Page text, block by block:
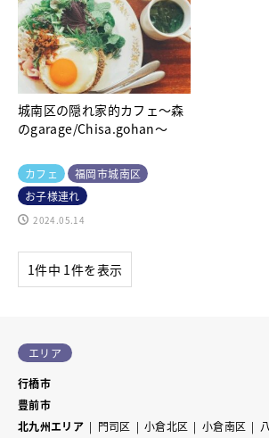
城南区の隠れ家的カフェ～森
のgarage/Chisa.gohan～
カフェ
福岡市城南区
お子様連れ
2024.05.14
1件中 1件を表示
エリア
行橋市
豊前市
北九州エリア
門司区 小倉北区 小倉南区